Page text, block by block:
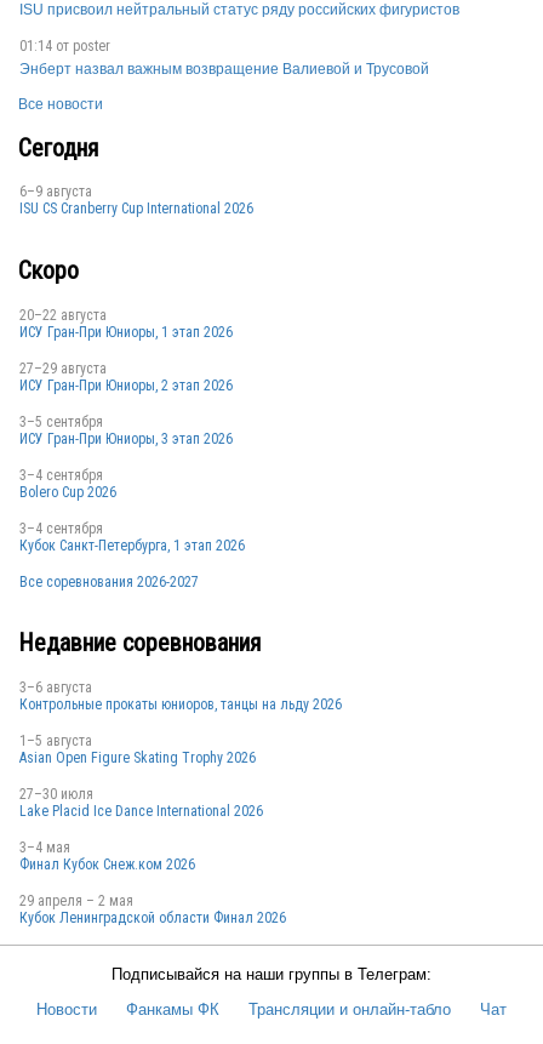
RUS
ISU присвоил нейтральный статус ряду российских фигуристов
01:14 от poster
Энберт назвал важным возвращение Валиевой и Трусовой
Все новости
Сегодня
6–9 августа
ISU CS Cranberry Cup International 2026
Скоро
20–22 августа
ИСУ Гран-При Юниоры, 1 этап 2026
27–29 августа
ИСУ Гран-При Юниоры, 2 этап 2026
3–5 сентября
ИСУ Гран-При Юниоры, 3 этап 2026
3–4 сентября
Bolero Cup 2026
3–4 сентября
Кубок Санкт-Петербурга, 1 этап 2026
Все соревнования 2026-2027
Недавние соревнования
3–6 августа
Контрольные прокаты юниоров, танцы на льду 2026
1–5 августа
Asian Open Figure Skating Trophy 2026
27–30 июля
Lake Placid Ice Dance International 2026
3–4 мая
Финал Кубок Снеж.ком 2026
29 апреля – 2 мая
Кубок Ленинградской области Финал 2026
Подписывайся на наши группы в Телеграм:
Новости
Фанкамы ФК Трансляции и онлайн-табло Чат